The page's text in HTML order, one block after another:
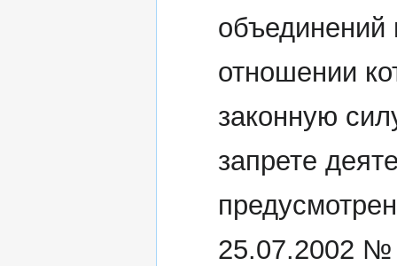
объединений
отношении
законную
запрете
25.07.2002 №